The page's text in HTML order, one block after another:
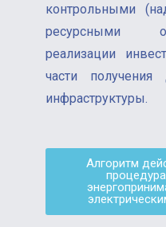
контрольными
ресурсными
реализации
части
инфраструктуры.
Алгоритм